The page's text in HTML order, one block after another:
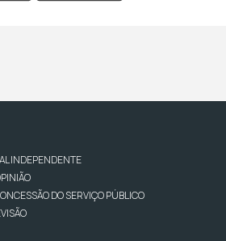
INDEPENDENTE
DO SERVIÇO PÚBLICO